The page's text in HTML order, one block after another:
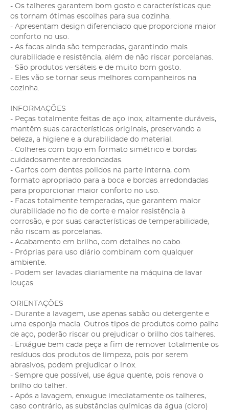
- Os talheres garantem bom gosto e características que
os tornam ótimas escolhas para sua cozinha.
- Apresentam design diferenciado que proporciona maior
conforto no uso.
- As facas ainda são temperadas, garantindo mais
durabilidade e resistência, além de não riscar porcelanas.
- São produtos versáteis e de muito bom gosto.
- Eles vão se tornar seus melhores companheiros na
cozinha.
INFORMAÇÕES
- Peças totalmente feitas de aço inox, altamente duráveis,
mantêm suas características originais, preservando a
beleza, a higiene e a durabilidade do material.
- Colheres com bojo em formato simétrico e bordas
cuidadosamente arredondadas.
- Garfos com dentes polidos na parte interna, com
formato apropriado para a boca e bordas arredondadas
para proporcionar maior conforto no uso.
- Facas totalmente temperadas, que garantem maior
durabilidade no fio de corte e maior resistência à
corrosão, e por suas características de temperabilidade,
não riscam as porcelanas.
- Acabamento em brilho, com detalhes no cabo.
- Próprias para uso diário combinam com qualquer
ambiente.
- Podem ser lavadas diariamente na máquina de lavar
louças.
ORIENTAÇÕES
- Durante a lavagem, use apenas sabão ou detergente e
uma esponja macia. Outros tipos de produtos como palha
de aço, poderão riscar ou prejudicar o brilho dos talheres.
- Enxágue bem cada peça a fim de remover totalmente os
resíduos dos produtos de limpeza, pois por serem
abrasivos, podem prejudicar o inox.
- Sempre que possível, use água quente, pois renova o
brilho do talher.
- Após a lavagem, enxugue imediatamente os talheres,
caso contrário, as substâncias químicas da água (cloro)